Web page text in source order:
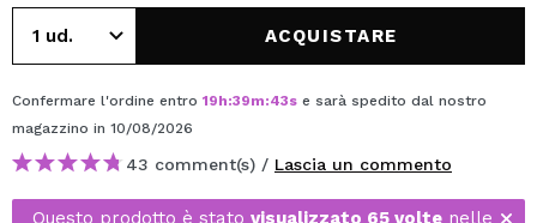
ACQUISTARE
Confermare l'ordine entro 19h:39m:43s e sarà spedito dal nostro
magazzino in 10/08/2026
43 comment(s) / Lascia un commento
Questo prodotto è stato visualizzato 65 volte nelle